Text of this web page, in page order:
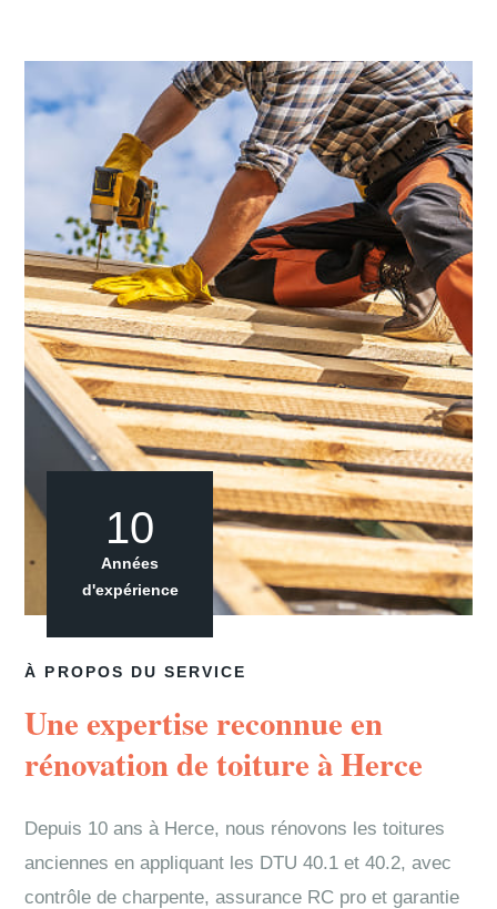
À PROPOS DU SERVICE
Une expertise reconnue en
rénovation de toiture à Herce
Depuis 10 ans à Herce, nous rénovons les toitures
anciennes en appliquant les DTU 40.1 et 40.2, avec
contrôle de charpente, assurance RC pro et garantie
10
Années
d'expérience